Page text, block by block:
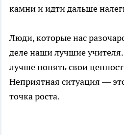
камни и идти дальше
Люди, которые нас
деле наши лучшие
лучше понять свои
Неприятная ситуация —
точка роста.